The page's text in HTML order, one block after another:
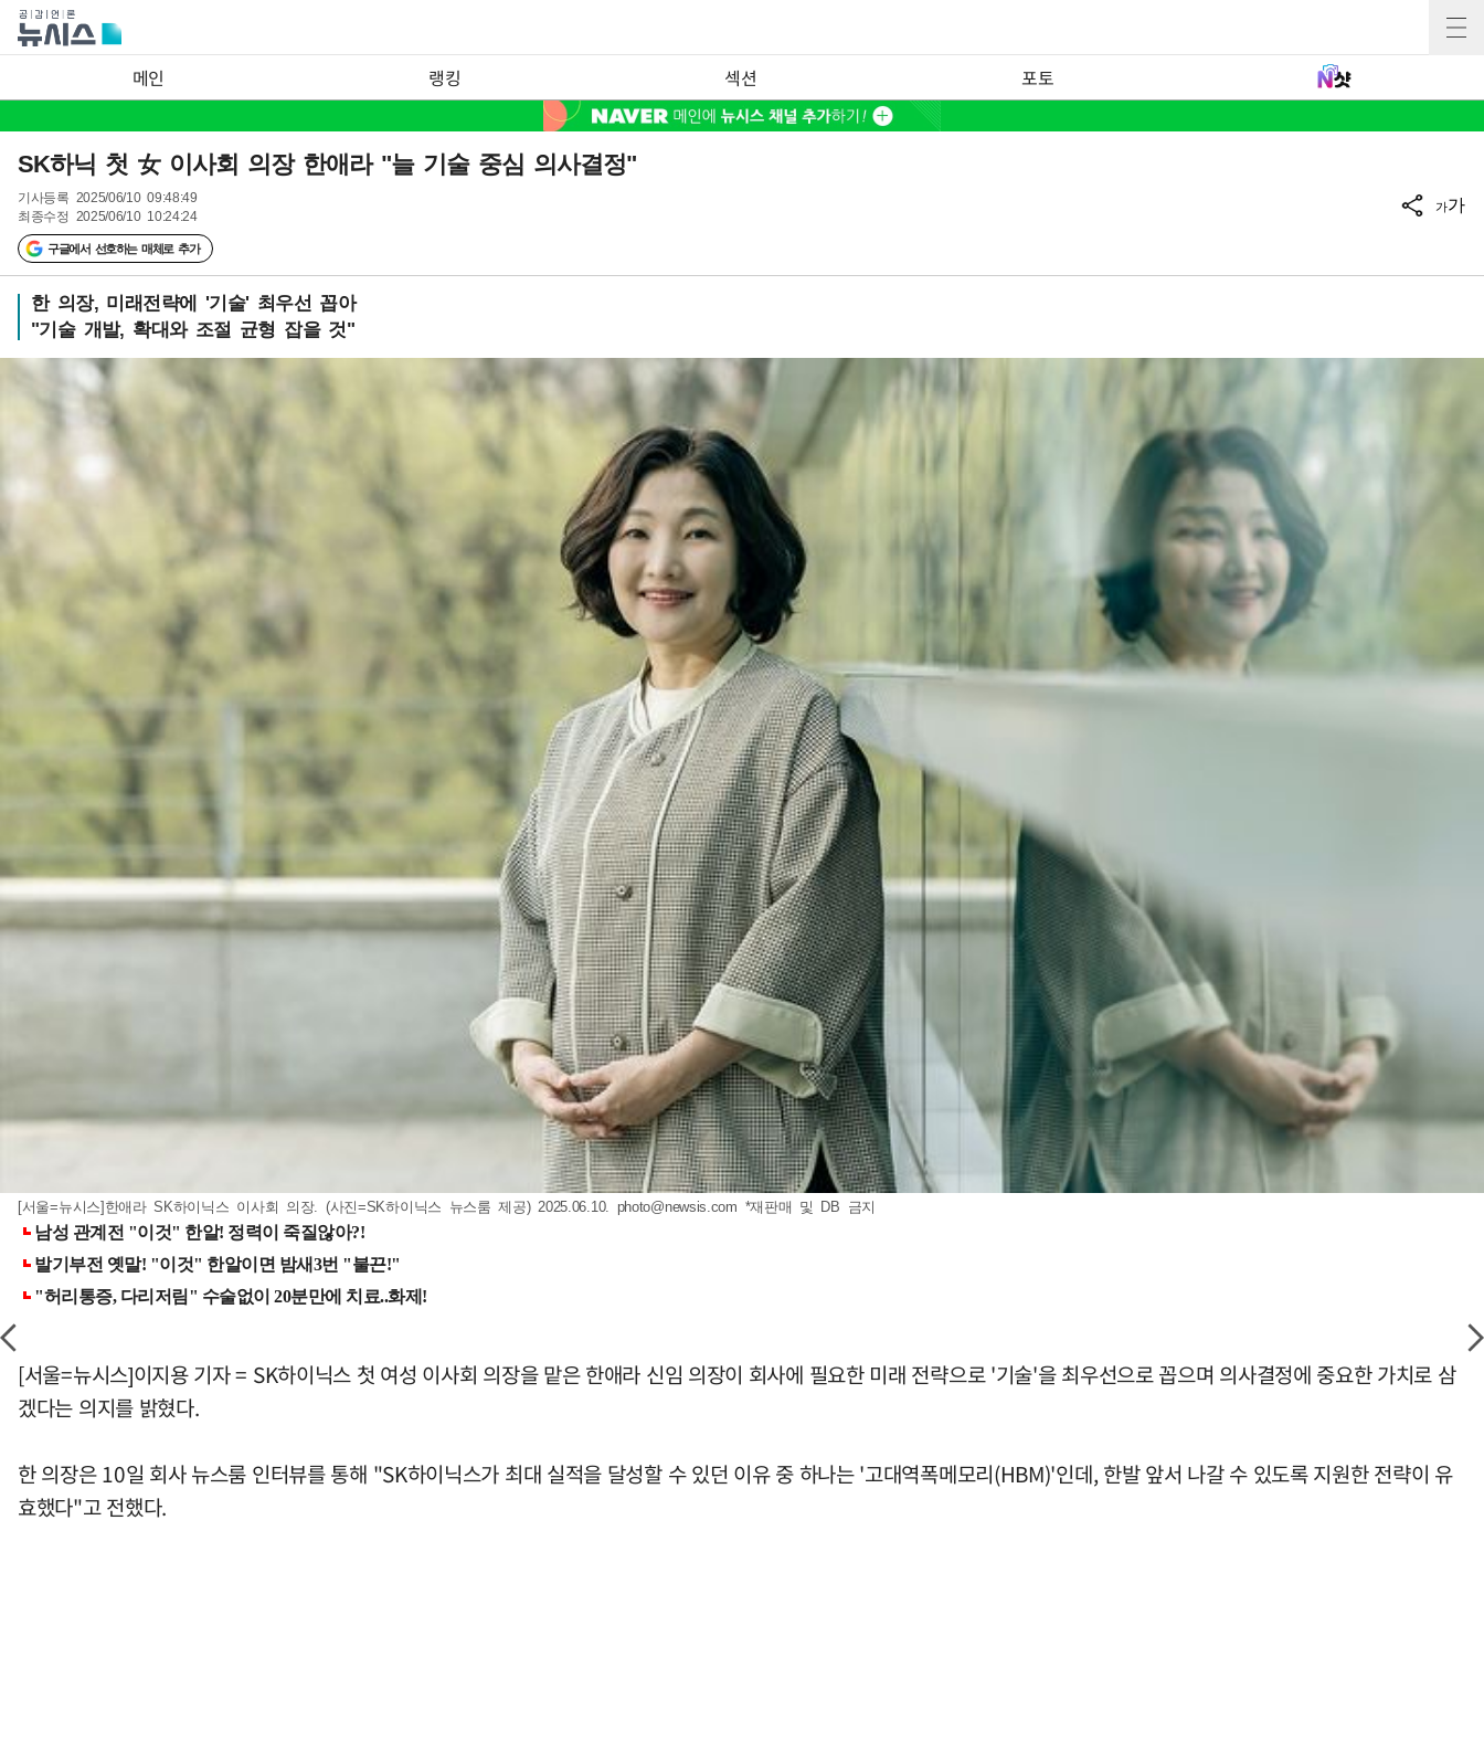
메인 랭킹 섹션 포토
SK하닉 첫 女 이사회 의장 한애라 "늘 기술 중심 의사결정"
기사등록 2025/06/10 09:48:49
최종수정 2025/06/10 10:24:24
구글에서 선호하는 매체로 추가
가가
한 의장, 미래전략에 '기술' 최우선 꼽아
"기술 개발, 확대와 조절 균형 잡을 것"
[서울=뉴시스]한애라 SK하이닉스 이사회 의장. (사진=SK하이닉스 뉴스룸 제공) 2025.06.10. photo@newsis.com *재판매 및 DB 금지
[서울=뉴시스]이지용 기자 = SK하이닉스 첫 여성 이사회 의장을 맡은 한애라 신임 의장이 회사에 필요한 미래 전략으로 '기술'을 최우선으로 꼽으며 의사결정에 중요한 가치로 삼
겠다는 의지를 밝혔다.
한 의장은 10일 회사 뉴스룸 인터뷰를 통해 "SK하이닉스가 최대 실적을 달성할 수 있던 이유 중 하나는 '고대역폭메모리(HBM)'인데, 한발 앞서 나갈 수 있도록 지원한 전략이 유
효했다"고 전했다.